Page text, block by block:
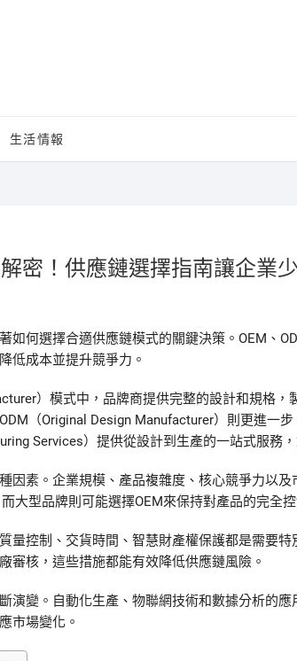
生活情報
密！供應鏈選擇指南讓企業
如何選擇合適供應鏈模式的關鍵決策。OEM、
低成本並提升競爭力。
）模式中，品牌商提供完整的設計和規格
（Original Design Manufacturer）則更進一
Services）提供從設計到生產的一站式服務
因素。企業規模、產品複雜度、核心競爭力以
大型品牌則可能選擇OEM來保持對產品的完全控
量控制、交貨時間、智慧財產權保護都是需要特
審核，這些措施都能有效降低供應鏈風險。
演變。自動化生產、物聯網技術和數據分析的
市場變化。